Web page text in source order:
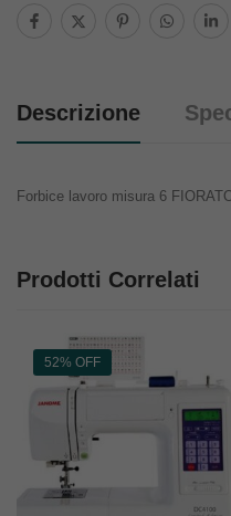
Descrizione
Forbice lavoro misura 6
Prodotti Correlati
52% OFF